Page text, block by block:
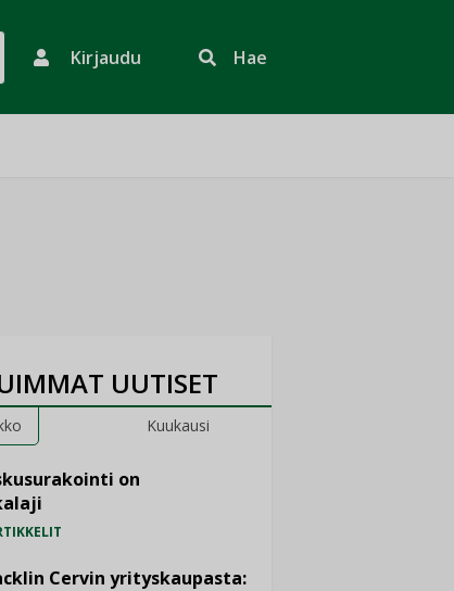
Kirjaudu Hae
UUTISET
Kuukausi
on
Cervin yrityskaupasta: